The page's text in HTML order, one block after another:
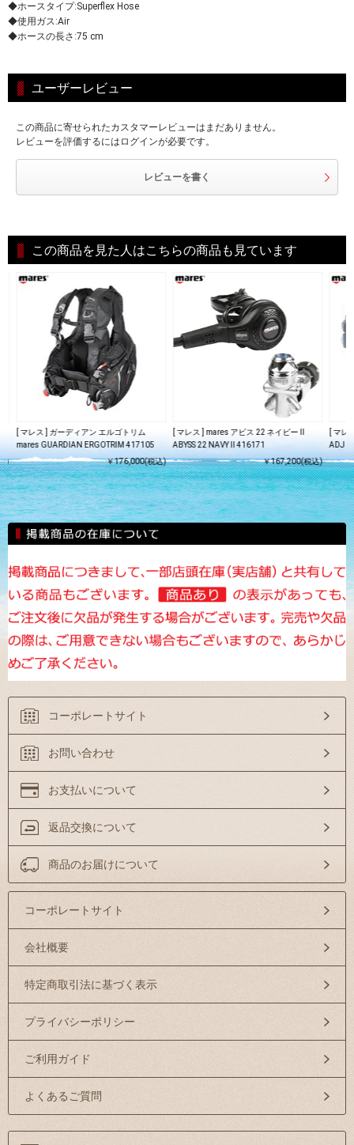
◆ホースタイプ:Superflex Hose
◆使用ガス:Air
◆ホースの長さ:75 cm
ユーザーレビュー
この商品に寄せられたカスタマーレビューはまだありません。
レビューを評価するにはログインが必要です。
レビューを書く
この商品を見た人はこちらの商品も見ています
)
[ マレス ] ガーディアン エルゴトリム
mares GUARDIAN ERGOTRIM 417105
￥176,000(税込)
[ マレス ] mares アビス 22 ネイビー II
ABYSS 22 NAVY II 416171
￥167,200(税込)
[ マレ
ADJ
コーポレートサイト
お問い合わせ
お支払いについて
返品交換について
商品のお届けについて
コーポレートサイト
会社概要
特定商取引法に基づく表示
プライバシーポリシー
ご利用ガイド
よくあるご質問